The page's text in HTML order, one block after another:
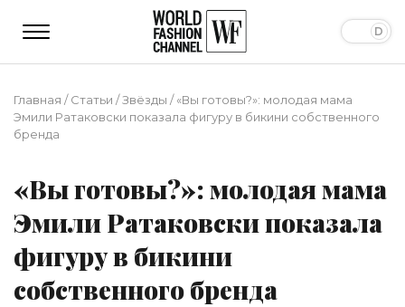
Главная /Статьи /Звёзды /«Вы готовы?»: молодая мама
Эмили Ратаковски показала фигуру в бикини собственного
бренда
«Вы готовы?»: молодая мама
Эмили Ратаковски показала
фигуру в бикини
собственного бренда